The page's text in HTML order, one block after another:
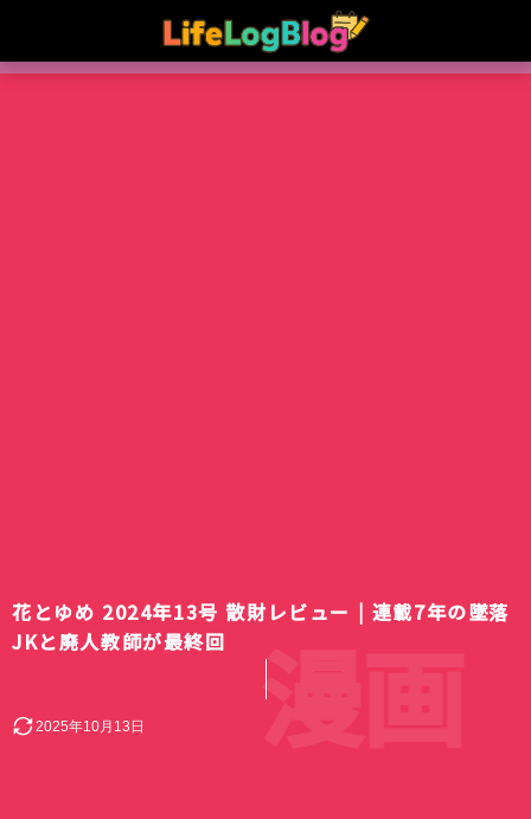
花とゆめ 2024年13号 散財レビュー | 連載7年の墜落
JKと廃人教師が最終回
2025年10月13日 漫画